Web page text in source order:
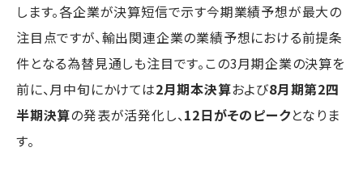
します。各企業が決算短信で示す今期業績予想が最大の
注目点ですが、輸出関連企業の業績予想における前提条
件となる為替見通しも注目です。この3月期企業の決算を
前に、月中旬にかけては2月期本決算および8月期第2四
半期決算の発表が活発化し、12日がそのピークとなりま
す。